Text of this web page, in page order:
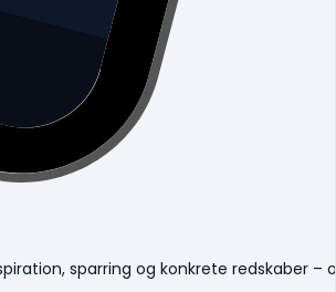
sparring og konkrete redskaber –